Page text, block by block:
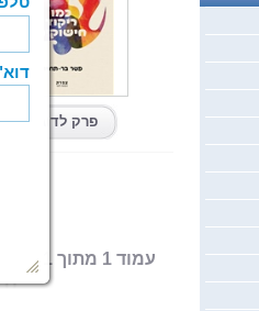
פרק לדוגמא
עמוד 1 מתוך 1